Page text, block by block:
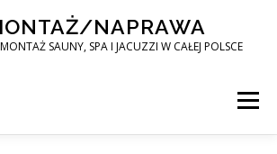
NAPRAWA
SAUNY, SPA I JACUZZI W CAŁEJ POLSCE
Menu